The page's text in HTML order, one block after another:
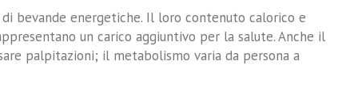
di bevande energetiche. Il loro contenuto calorico e
un carico aggiuntivo per la salute. Anche il
palpitazioni; il metabolismo varia da persona a